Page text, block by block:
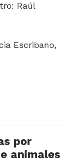
Raúl
Escribano,
por
animales